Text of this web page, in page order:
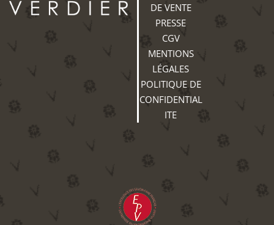
DE VENTE
PRESSE
CGV
MENTIONS
LÉGALES
POLITIQUE DE
CONFIDENTIAL
ITE